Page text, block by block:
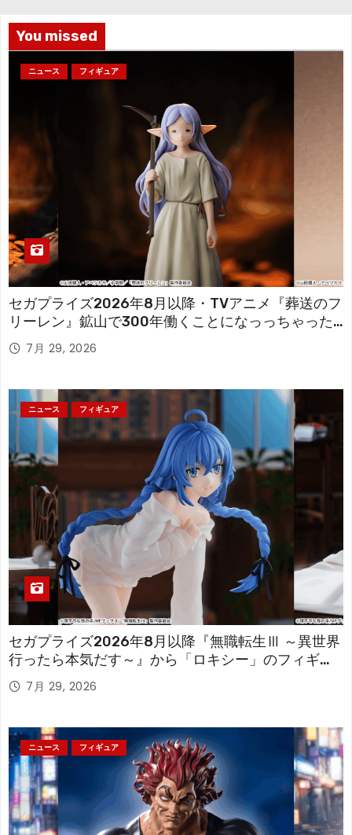
You missed
ニュース フィギュア
セガプライズ2026年8月以降・TVアニメ『葬送のフ
リーレン』鉱山で300年働くことになっっちゃった
「フリーレン」を立体化！
7月 29, 2026
ニュース フィギュア
セガプライズ2026年8月以降『無職転生Ⅲ ～異世界
行ったら本気だす～』から「ロキシー」のフィギュ
アが登場！
7月 29, 2026
ニュース フィギュア